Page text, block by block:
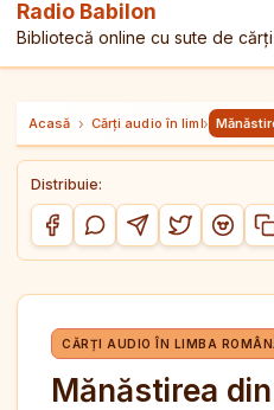
Radio Babilon
Bibliotecă online cu sute de
Acasă › Cărți audio în limba română
›
Distribuie:
Distribuie pe Facebook
Distribuie pe
Distribuie pe
Distribuie
CĂRȚI AUDIO ÎN LIMBA
Mănăstirea